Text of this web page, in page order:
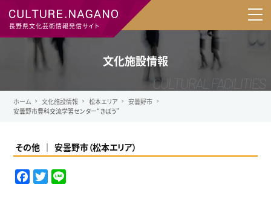
長野県文化芸術情報発信サイト
文化施設情報
ホーム 文化施設情報 松本エリア
安曇野市
安曇野市豊科交流学習センター“きぼう”
その他 安曇野市（松本エリア）
F
T